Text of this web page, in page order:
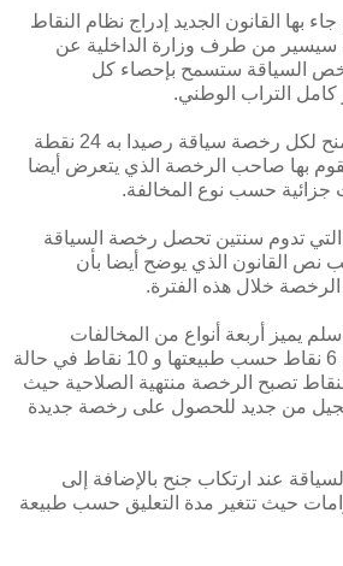
بها القانون الجديد إدراج نظام النقاط
سيسير من طرف وزارة الداخلية عن
السياقة ستسمح بإحصاء كل
كامل التراب الوطني.
و من خلال هذا النظام تمنح لكل رخصة سياقة رصيدا به 24 نقطة
بها صاحب الرخصة الذي يتعرض أيضا
جزائية حسب نوع المخالفة.
التي تدوم سنتين تحصل رخصة السياقة
نص القانون الذي يوضح أيضا بأن
الرخصة خلال هذه الفترة.
يميز أربعة أنواع من المخالفات
تستلزم سحب من 1 إلى 6 نقاط حسب طبيعتها و 10 نقاط في حالة
تصبح الرخصة منتهية الصلاحية حيث
من جديد للحصول على رخصة جديدة
عند ارتكاب جنح بالإضافة إلى
حيث تتغير مدة التعليق حسب طبيعة